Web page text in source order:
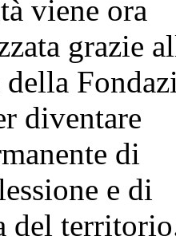
viene ora
grazie
diventare
di
e di
del